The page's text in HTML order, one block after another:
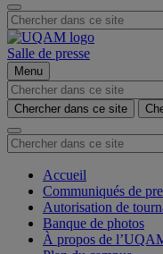
Salle de presse
Menu
Chercher dans ce site
Accueil
Communiqués de
Autorisation de
Banque de photos
À propos de